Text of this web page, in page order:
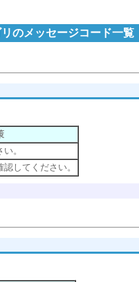
のメッセージコード一覧
。
してください。